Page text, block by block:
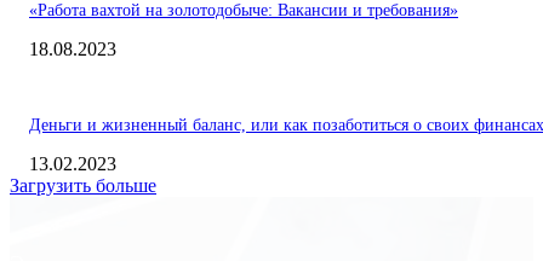
«Работа вахтой на золотодобыче: Вакансии и требования»
18.08.2023
Деньги и жизненный баланс, или как позаботиться о своих финансах
13.02.2023
Загрузить больше